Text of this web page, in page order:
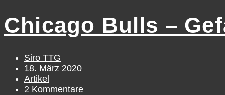
more
bullshit!
Chicago Bulls –
Beitrags-
Autor:
Siro TTG
Beitrag
veröffentlicht:
18. März 2020
Beitrags-
Kategorie:
Artikel
Beitrags-
2 Kommentare